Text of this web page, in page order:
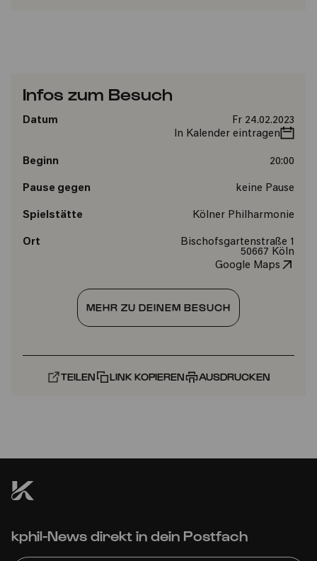
Infos zum Besuch
Datum
Fr 24.02.2023
In Kalender eintragen
Beginn 20:00
Pause gegen keine Pause
Spielstätte Kölner Philharmonie
Ort
Bischofsgartenstraße 1
50667 Köln
Google Maps
MEHR ZU DEINEM BESUCH
TEILEN LINK KOPIEREN AUSDRUCKEN
kphil-News direkt in dein Postfach